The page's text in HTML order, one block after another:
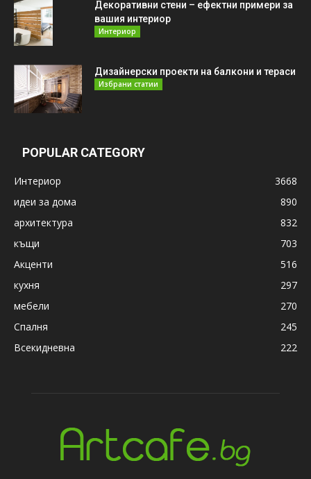
Декоративни стени – ефектни примери за
вашия интериор
Интериор
Дизайнерски проекти на балкони и тераси
Избрани статии
POPULAR CATEGORY
Интериор
3668
идеи за дома
890
архитектура
832
къщи
703
Акценти
516
кухня
297
мебели
270
Спалня
245
Всекидневна
222